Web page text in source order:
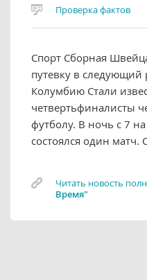
Проверка фактов
Спорт Сборная
путевку в
Колумбию Стали
четвертьфиналисты
футболу. В ночь с 7
состоялся один
Читать новость
Время"